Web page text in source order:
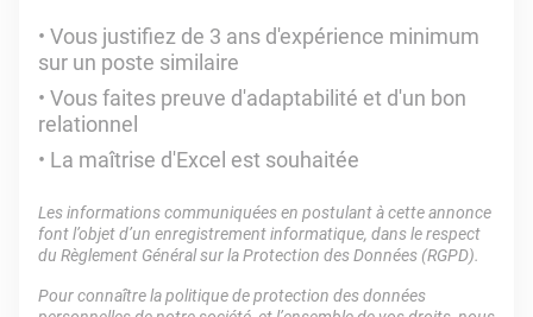
Vous justifiez de 3 ans d'expérience minimum
sur un poste similaire
Vous faites preuve d'adaptabilité et d'un bon
relationnel
La maîtrise d'Excel est souhaitée
Les informations communiquées en postulant à cette annonce
font l’objet d’un enregistrement informatique, dans le respect
du Règlement Général sur la Protection des Données (RGPD).
Pour connaître la politique de protection des données